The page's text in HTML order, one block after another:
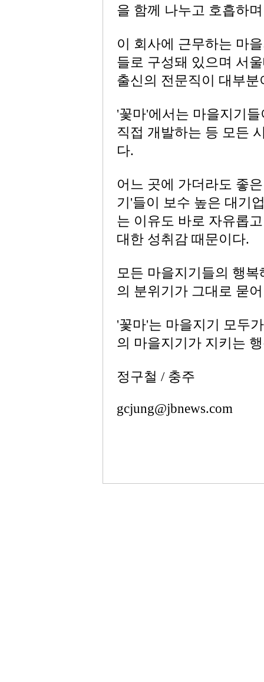
을 함께 나누고 호흡하
이 회사에 근무하는 마
들로 구성돼 있으며 서
출신의 전문직이 대부분
'꽃마'에서는 마을지기
직접 개발하는 등 모든
다.
어느 곳에 가더라도 좋
기'들이 보수 높은 대기
는 이유도 바로 자유롭
대한 성취감 때문이다.
모든 마을지기들의 행
의 분위기가 그대로 묻
'꽃마'는 마을지기 모두
의 마을지기가 지키는
정구철 / 충주
gcjung@jbnews.com